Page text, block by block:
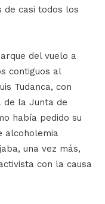
de casi todos los
del vuelo a
contiguos al
Tudanca, con
de la Junta de
había pedido su
alcoholemia
una vez más,
con la causa